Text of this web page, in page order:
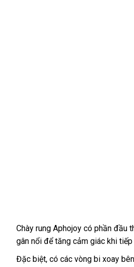
Chày
rung
Aphojoy
Chày rung Aphojoy có phần đầu
gân nổi bảng
giá
để tăng cảm giác khi tiếp
siêu
Đặc biệtlớn
, có Mỹ
các vòng bi xoay